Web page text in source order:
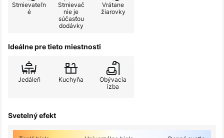
Stmievateľn
é
Stmievač
nie je
súčasťou
dodávky
Vrátane
žiarovky
Ideálne pre tieto miestnosti
Jedáleň Kuchyňa
Obývacia
izba
Svetelný efekt